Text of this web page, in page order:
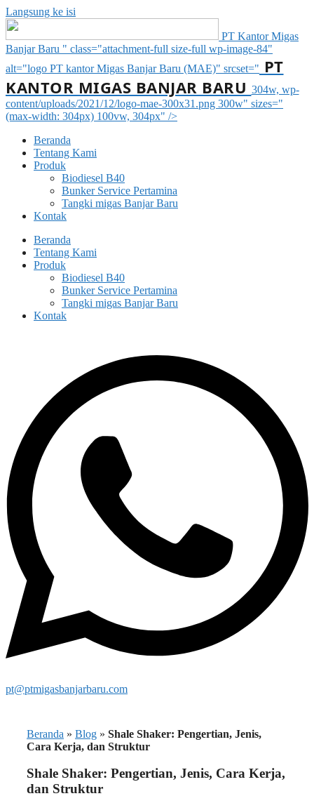
Langsung ke isi
PT Kantor Migas
Banjar Baru " class="attachment-full size-full wp-image-84"
alt="logo PT kantor Migas Banjar Baru (MAE)" srcset=" PT
KANTOR MIGAS BANJAR BARU 304w, wp-
content/uploads/2021/12/logo-mae-300x31.png 300w" sizes="
(max-width: 304px) 100vw, 304px" />
Beranda
Tentang Kami
Produk
Biodiesel B40
Bunker Service Pertamina
Tangki migas Banjar Baru
Kontak
Beranda
Tentang Kami
Produk
Biodiesel B40
Bunker Service Pertamina
Tangki migas Banjar Baru
Kontak
pt@ptmigasbanjarbaru.com
Beranda » Blog » Shale Shaker: Pengertian, Jenis,
Cara Kerja, dan Struktur
Shale Shaker: Pengertian, Jenis, Cara Kerja,
dan Struktur